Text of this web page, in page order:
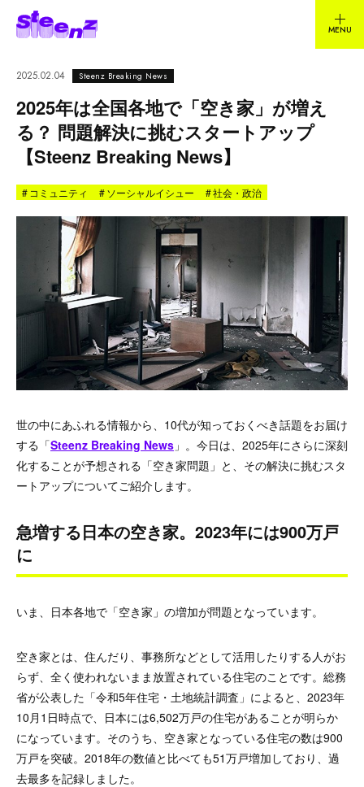
2025.02.04 Steenz Breaking News
2025年は全国各地で「空き家」が増え
る？ 問題解決に挑むスタートアップ
【Steenz Breaking News】
# コミュニティ #ソーシャルイシュー #社会・政治
世の中にあふれる情報から、10代が知っておくべき話題をお届け
する「Steenz Breaking News 」。今日は、2025年にさらに深刻
化することが予想される「空き家問題」と、その解決に挑むスタ
ートアップについてご紹介します。
急増する日本の空き家。2023年には900万戸
に
いま、日本各地で「空き家」の増加が問題となっています。
空き家とは、住んだり、事務所などとして活用したりする人がお
らず、全く使われないまま放置されている住宅のことです。総務
省が公表した「令和5年住宅・土地統計調査」によると、2023年
10月1日時点で、日本には6,502万戸の住宅があることが明らか
になっています。そのうち、空き家となっている住宅の数は900
万戸を突破。2018年の数値と比べても51万戸増加しており、過
去最多を記録しました。